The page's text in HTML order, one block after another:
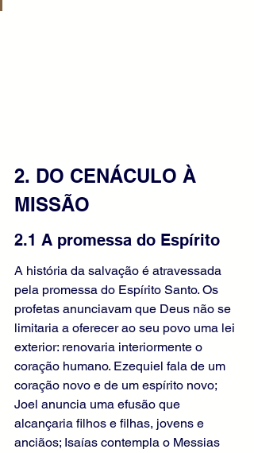
2. DO CENÁCULO À
MISSÃO
2.1 A promessa do Espírito
A história da salvação é atravessada
pela promessa do Espírito Santo. Os
profetas anunciavam que Deus não se
limitaria a oferecer ao seu povo uma lei
exterior: renovaria interiormente o
coração humano. Ezequiel fala de um
coração novo e de um espírito novo;
Joel anuncia uma efusão que
alcançaria filhos e filhas, jovens e
anciãos; Isaías contempla o Messias